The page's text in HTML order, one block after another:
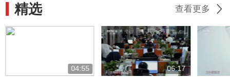
精选 查看更多
04:55 06:17